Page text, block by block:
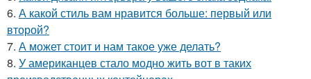
6. А какой стиль вам нравится больше: первый или
второй?
7. А может стоит и нам такое уже делать?
8. У американцев стало модно жить вот в таких